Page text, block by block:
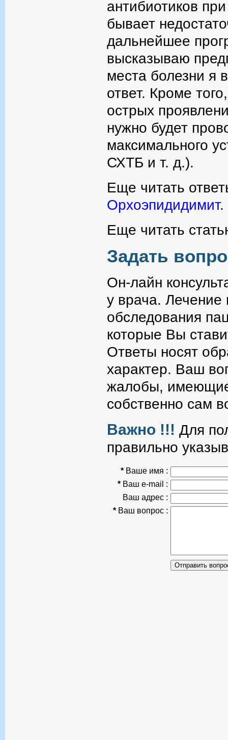
антибиотиков
бывает
дальнейшее
высказываю
места болезни я
ответ. Кроме
острых
нужно будет
максимального
СХТБ и т. д.).
Еще читать
Орхоэпидидимит.
Еще читать
Задать
Он-лайн
у врача. Лечение
обследования
которые Вы
Ответы носят
характер. Ваш
жалобы,
собственно сам
Важно !!! Для
правильно
* Ваше имя :
* Ваш e-mail :
Ваш адрес :
* Ваш вопрос :